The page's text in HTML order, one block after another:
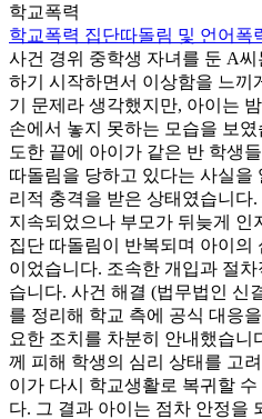
학교폭력
학교폭력 집단따돌림 및 언어폭
사건 경위 중학생 자녀를 둔 A
하기 시작하면서 이상함을 느끼
기 문제라 생각했지만, 아이는
손에서 놓지 못하는 모습을 보
도한 끝에 아이가 같은 반 학생
따돌림을 당하고 있다는 사실을
리적 충격을 받은 상태였습니다
지속되었으나 부모가 뒤늦게 인
집단 따돌림이 반복되며 아이의
이었습니다. 조속한 개입과 절
습니다. 사건 해결 (법무법인 신
를 정리해 학교 측에 공식 대응
요한 조치를 차분히 안내했습니
께 피해 학생의 심리 상태를 고
이가 다시 학교생활로 복귀할
다. 그 결과 아이는 점차 안정을